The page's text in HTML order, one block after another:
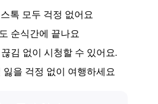
톡 모두 걱정 없어요
순식간에 끝나요
김 없이 시청할 수 있어요.
잃을 걱정 없이 여행하세요